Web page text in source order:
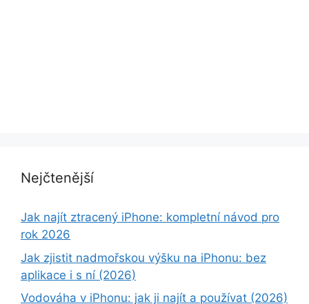
Nejčtenější
Jak najít ztracený iPhone: kompletní návod pro
rok 2026
Jak zjistit nadmořskou výšku na iPhonu: bez
aplikace i s ní (2026)
Vodováha v iPhonu: jak ji najít a používat (2026)